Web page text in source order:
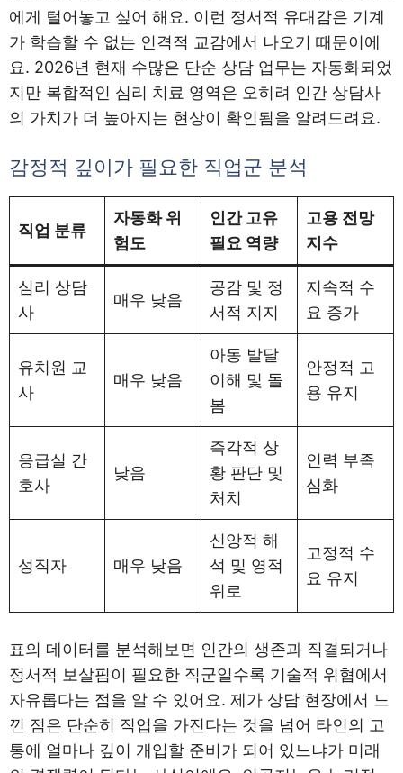
에게 털어놓고 싶어 해요. 이런 정서적 유대감은 기계
가 학습할 수 없는 인격적 교감에서 나오기 때문이에
요. 2026년 현재 수많은 단순 상담 업무는 자동화되었
지만 복합적인 심리 치료 영역은 오히려 인간 상담사
의 가치가 더 높아지는 현상이 확인됨을 알려드려요.
감정적 깊이가 필요한 직업군 분석
직업 분류
자동화 위
험도
인간 고유
필요 역량
고용 전망
지수
심리 상담
사
매우 낮음
공감 및 정
서적 지지
지속적 수
요 증가
유치원 교
사
매우 낮음
아동 발달
이해 및 돌
봄
안정적 고
용 유지
응급실 간
호사
낮음
즉각적 상
황 판단 및
처치
인력 부족
심화
성직자 매우 낮음
신앙적 해
석 및 영적
위로
고정적 수
요 유지
표의 데이터를 분석해보면 인간의 생존과 직결되거나
정서적 보살핌이 필요한 직군일수록 기술적 위협에서
자유롭다는 점을 알 수 있어요. 제가 상담 현장에서 느
낀 점은 단순히 직업을 가진다는 것을 넘어 타인의 고
통에 얼마나 깊이 개입할 준비가 되어 있느냐가 미래